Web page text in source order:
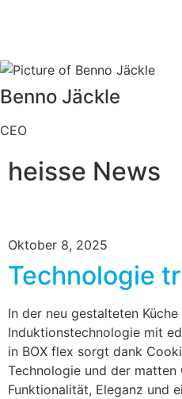
Benno Jäckle
CEO
heisse News
Oktober 8, 2025
Technologie
In der neu gestalteten
Induktionstechnologie mit
in BOX flex sorgt dank
Technologie und der matten
Funktionalität, Eleganz und